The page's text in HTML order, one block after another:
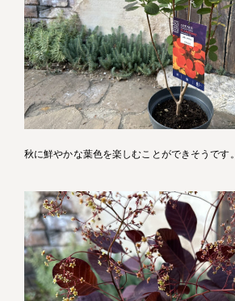
秋に鮮やかな葉色を楽しむことができそうです。